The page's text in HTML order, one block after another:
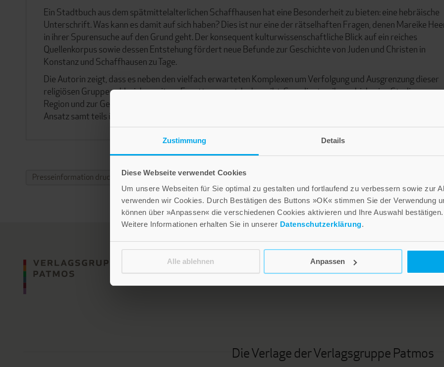
Zustimmung Details
Diese Webseite verwendet Cookies
Um unsere Webseiten für Sie optimal zu gestalten und fortlaufend zu verbessern sowie zur
verwenden wir Cookies. Durch Bestätigen des Buttons »OK« stimmen Sie der Verwendung
können über »Anpassen« die verschiedenen Cookies aktivieren und Ihre Auswahl bestätigen.
Weitere Informationen erhalten Sie in unserer Datenschutzerklärung.
Alle ablehnen Anpassen
Ein Stadtbuch aus dem spätmittelalterlichen Schaffhausen hat eine Besonderheit zu bieten: eine hebräische
Unterschrift. Was kann es damit auf sich haben? Dies ist nur eine der rätselhaften Fragen, denen Mareike
in ihrer Spurensuche auf den Grund geht. Der konsequent kulturwissenschaftliche Blick auf ein reiches
Quellenkorpus sowie dessen Entstehung fördert neue Befunde zur Geschichte von Juden und Christen in
Konstanz und Schaffhausen zu Tage.
Die Autorin zeigt, dass es neben den vielfach erwarteten Komplexen um Verfolgung und Ausgrenzung dieser
religiösen Gruppe zahlreiche weitere Facetten zu entdecken gibt. So gelingt es ihr, an bisherige Studien zur
Region und zur Geschichte von Juden und Christen anzuschließen. In der Folge präsentiert sie einen neuartigen
Ansatz samt teils überraschender Erkenntnisse mit zahlreichen Perspektiven für die künftige Forschung.
Presseinformation drucken
NEWSLETTER
Die Verlage der Verlagsgruppe Patmos